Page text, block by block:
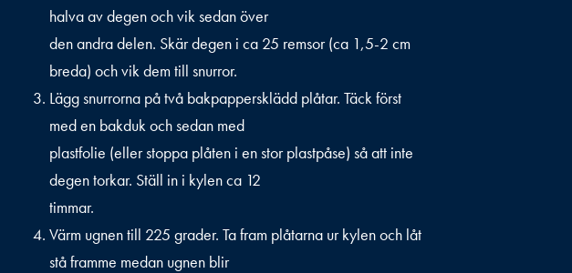
halva av degen och vik sedan över
den andra delen. Skär degen i ca 25 remsor (ca 1,5-2 cm
breda) och vik dem till snurror.
Lägg snurrorna på två bakpappersklädd plåtar. Täck först
med en bakduk och sedan med
plastfolie (eller stoppa plåten i en stor plastpåse) så att inte
degen torkar. Ställ in i kylen ca 12
timmar.
Värm ugnen till 225 grader. Ta fram plåtarna ur kylen och låt
stå framme medan ugnen blir